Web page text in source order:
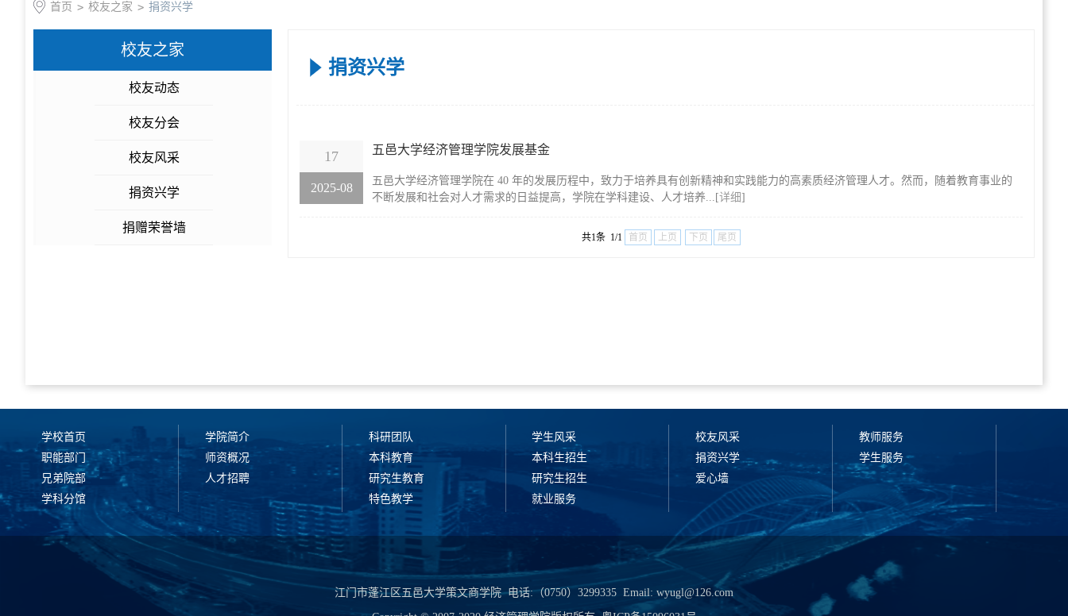
首页 > 校友之家 > 捐资兴学
校友之家
校友动态
校友分会
校友风采
捐资兴学
捐赠荣誉墙
捐资兴学
17
2025-08
五邑大学经济管理学院发展基金
五邑大学经济管理学院在 40 年的发展历程中，致力于培养具有创新精神和实践能力的高素质经济管理人才。然而，随着教育事业的
不断发展和社会对人才需求的日益提高，学院在学科建设、人才培养...[详细]
共1条 1/1 首页 上页 下页 尾页
学校首页
职能部门
兄弟院部
学科分馆
学院简介
师资概况
人才招聘
科研团队
本科教育
研究生教育
特色教学
学生风采
本科生招生
研究生招生
就业服务
校友风采
捐资兴学
爱心墙
教师服务
学生服务
江门市蓬江区五邑大学策文商学院 电话:（0750）3299335 Email: wyugl@126.com